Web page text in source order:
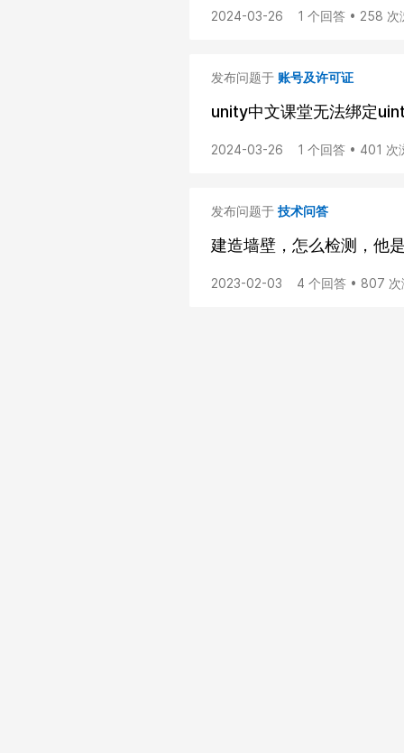
2024-03-26 1 个回答 • 258 次
发布问题于 账号及许可证
unity中文课堂无法绑定
2024-03-26 1 个回答 • 401 次
发布问题于 技术问答
建造墙壁，怎么检测，他
2023-02-03 4 个回答 • 807 次